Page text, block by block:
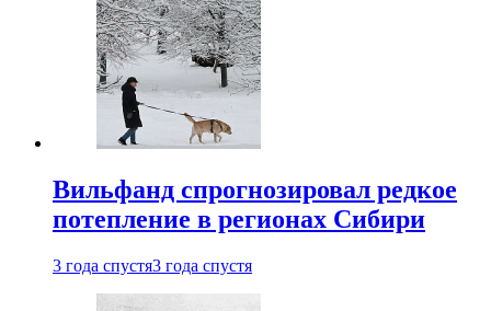
Вильфанд спрогнозировал редкое
потепление в регионах Сибири
3 года спустя3 года спустя